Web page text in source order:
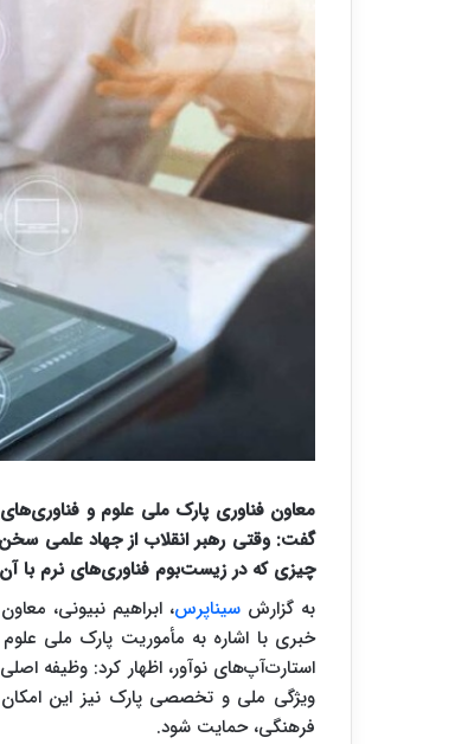
معاون فناوری پارک ملی علوم و
گفت: وقتی رهبر انقلاب از جهاد علمی سخن
چیزی که در زیست‌بوم فناوری‌های نرم با
به گزارش سیناپرس، ابراهیم نبیونی،
خبری با اشاره به مأموریت پارک ملی
استارت‌آپ‌های نوآور، اظهار کرد: وظیفه
ویژگی ملی و تخصصی پارک نیز این امکان
فرهنگی، حمایت شود.